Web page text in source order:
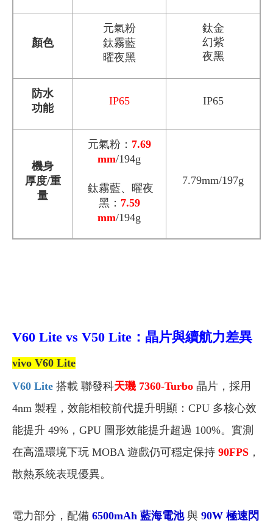
顏色
元氣粉
鈦霧藍
曜夜黑
鈦金
幻紫
夜黑
防水
功能
IP65 IP65
機身
厚度/重
量
元氣粉： 7.69
mm/194g
鈦霧藍、曜夜
黑： 7.59
mm/194g
7.79mm/197g
V60 Lite vs V50 Lite：晶片與續航力差異
vivo V60 Lite
V60 Lite 搭載 聯發科天璣 7360-Turbo 晶片，採用
4nm 製程，效能相較前代提升明顯：CPU 多核心效
能提升 49%，GPU 圖形效能提升超過 100%。實測
在高溫環境下玩 MOBA 遊戲仍可穩定保持 90FPS ，
散熱系統表現優異。
電力部分，配備 6500mAh 藍海電池與 90W 極速閃